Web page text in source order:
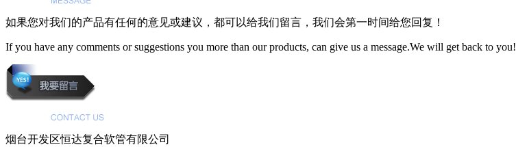
如果您对我们的产品有任何的意见或建议，都可以给我们留言，我们会第一时间给您回复！
If you have any comments or suggestions you more than our products, can give us a message.We will get back to you!
烟台开发区恒达复合软管有限公司